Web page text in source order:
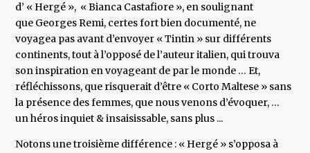
d’ « Hergé », « Bianca Castafiore », en soulignant
que Georges Remi, certes fort bien documenté, ne
voyagea pas avant d’envoyer « Tintin » sur différents
continents, tout à l’opposé de l’auteur italien, qui trouva
son inspiration en voyageant de par le monde … Et,
réfléchissons, que risquerait d’être « Corto Maltese » sans
la présence des femmes, que nous venons d’évoquer, …
un héros inquiet & insaisissable, sans plus ...
Notons une troisième différence : « Hergé » s’opposa à